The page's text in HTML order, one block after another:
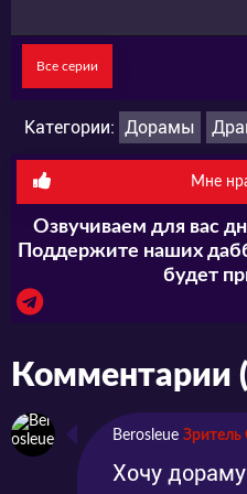
Все серии
Категории: Дорамы
Мне
Озвучиваем для вас
Поддержите наших
будет
Комментарии
Berosleue Зритель
Хочу дораму